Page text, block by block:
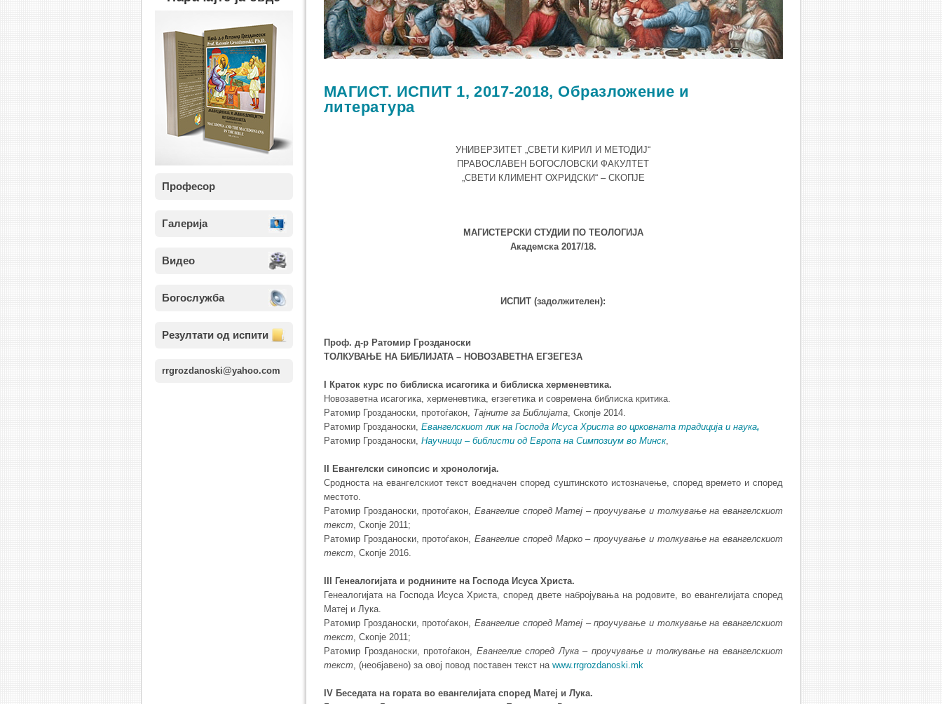
Професор
Галерија
Видео
Богослужба
Резултати од испити
rrgrozdanoski@yahoo.com
МАГИСТ. ИСПИТ 1, 2017-2018, Образложение и
литература
УНИВЕРЗИТЕТ „СВЕТИ КИРИЛ И МЕТОДИЈ“
ПРАВОСЛАВЕН БОГОСЛОВСКИ ФАКУЛТЕТ
„СВЕТИ КЛИМЕНТ ОХРИДСКИ“ – СКОПЈЕ
МАГИСТЕРСКИ СТУДИИ ПО ТЕОЛОГИЈА
Академска 2017/18.
ИСПИТ (задолжителен):
Проф. д-р Ратомир Грозданоски
ТОЛКУВАЊЕ НА БИБЛИЈАТА – НОВОЗАВЕТНА ЕГЗЕГЕЗА
I Краток курс по библиска исагогика и библиска херменевтика.
Новозаветна исагогика, херменевтика, егзегетика и современа библиска критика.
Ратомир Грозданоски, протоѓакон, Тајните за Библијата, Скопје 2014.
Ратомир Грозданоски, Евангелскиот лик на Господа Исуса Христа во црковната традиција и наука,
Ратомир Грозданоски, Научници – библисти од Европа на Симпозиум во Минск,
II Евангелски синопсис и хронологија.
Сродноста на евангелскиот текст воедначен според суштинското истозначење, според времето и според
местото.
Ратомир Грозданоски, протоѓакон, Евангелие според Матеј – проучување и толкување на евангелскиот
текст, Скопје 2011;
Ратомир Грозданоски, протоѓакон,Евангелие според Марко – проучување и толкување на евангелскиот
текст, Скопје 2016.
III Генеалогијата и роднините на Господа Исуса Христа.
Генеалогијата на Господа Исуса Христа, според двете набројувања на родовите, во евангелијата според
Матеј и Лука.
Ратомир Грозданоски, протоѓакон, Евангелие според Матеј – проучување и толкување на евангелскиот
текст, Скопје 2011;
Ратомир Грозданоски, протоѓакон, Евангелие според Лука – проучување и толкување на евангелскиот
текст, (необјавено) за овој повод поставен текст на www.rrgrozdanoski.mk
IV Беседата на гората во евангелијата според Матеј и Лука.